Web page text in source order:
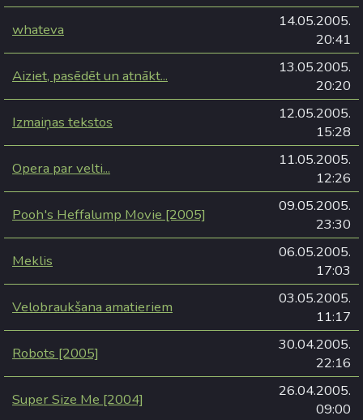
whateva
14.05.2005.
20:41
Aiziet, pasēdēt un atnākt...
13.05.2005.
20:20
Izmaiņas tekstos
12.05.2005.
15:28
Opera par velti...
11.05.2005.
12:26
Pooh's Heffalump Movie [2005]
09.05.2005.
23:30
Meklis
06.05.2005.
17:03
Velobraukšana amatieriem
03.05.2005.
11:17
Robots [2005]
30.04.2005.
22:16
Super Size Me [2004]
26.04.2005.
09:00